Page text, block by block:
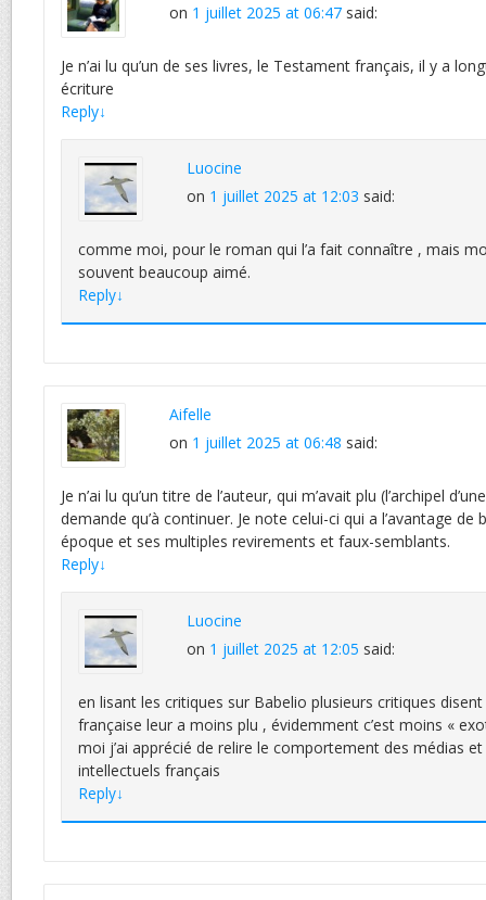
on 1 juillet 2025 at 06:47 said:
Je n’ai lu qu’un de ses livres, le Testament français, il y a
écriture
Reply↓
Luocine
on 1 juillet 2025 at 12:03 said:
comme moi, pour le roman qui l’a fait connaître , mais
souvent beaucoup aimé.
Reply↓
Aifelle
on 1 juillet 2025 at 06:48 said:
Je n’ai lu qu’un titre de l’auteur, qui m’avait plu (l’archipel
demande qu’à continuer. Je note celui-ci qui a l’avantage de
époque et ses multiples revirements et faux-semblants.
Reply↓
Luocine
on 1 juillet 2025 at 12:05 said:
en lisant les critiques sur Babelio plusieurs critiques
française leur a moins plu , évidemment c’est moins «
moi j’ai apprécié de relire le comportement des médias et
intellectuels français
Reply↓